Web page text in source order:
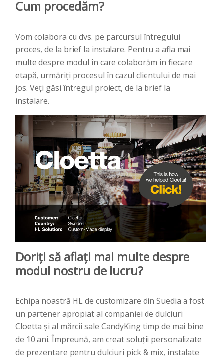
Cum procedăm?
Vom colabora cu dvs. pe parcursul întregului
proces, de la brief la instalare. Pentru a afla mai
multe despre modul în care colaborăm in fiecare
etapă, urmăriți procesul în cazul clientului de mai
jos. Veți găsi întregul proiect, de la brief la
instalare.
Doriți să aflați mai multe despre
modul nostru de lucru?
Echipa noastră HL de customizare din Suedia a fost
un partener apropiat al companiei de dulciuri
Cloetta și al mărcii sale CandyKing timp de mai bine
de 10 ani. Împreună, am creat soluții personalizate
de prezentare pentru dulciuri pick & mix, instalate